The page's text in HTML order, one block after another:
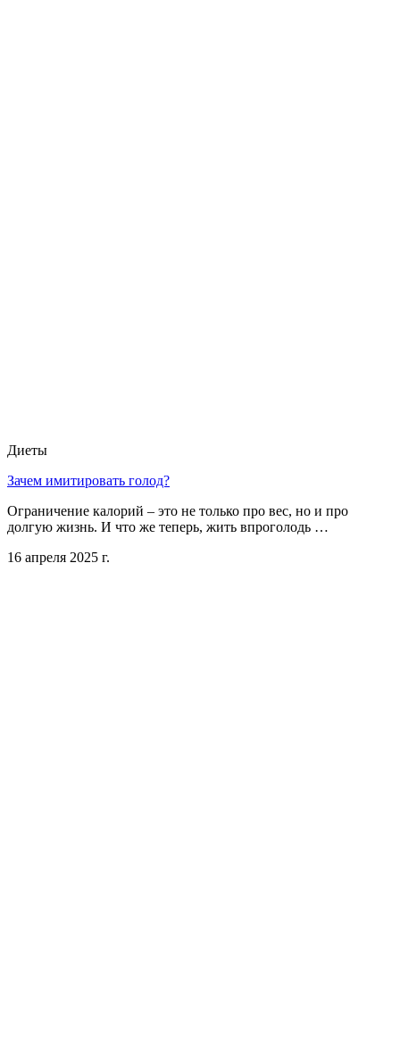
Диеты
Зачем имитировать голод?
Ограничение калорий – это не только про вес, но и про
долгую жизнь. И что же теперь, жить впроголодь …
16 апреля 2025 г.